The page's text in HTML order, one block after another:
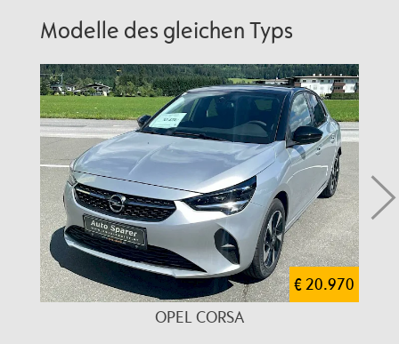
Modelle des gleichen Typs
€ 20.970
OPEL CORSA